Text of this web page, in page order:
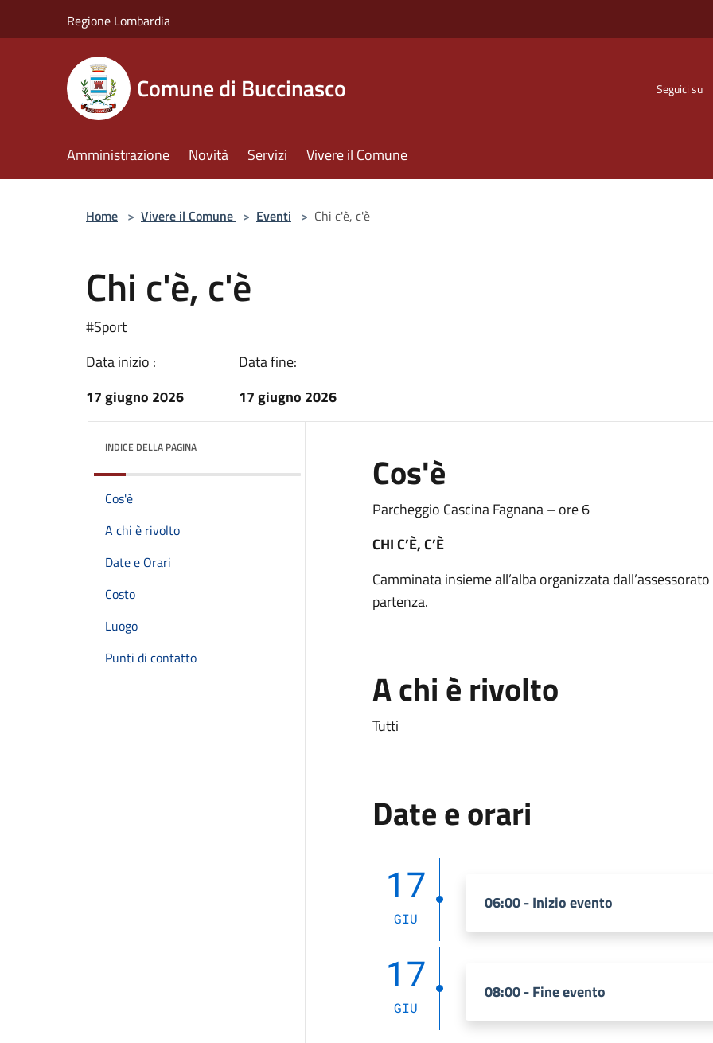
Regione Lombardia
Comune di Buccinasco Seguici su
Amministrazione Novità Servizi Vivere il Comune
Home > Vivere il Comune > Eventi > Chi c'è, c'è
Chi c'è, c'è
#Sport
Data inizio :
17 giugno 2026
Data fine:
17 giugno 2026
INDICE DELLA PAGINA
Cos'è
A chi è rivolto
Date e Orari
Costo
Luogo
Punti di contatto
Cos'è
Parcheggio Cascina Fagnana – ore 6
CHI C’È, C’È
Camminata insieme all’alba organizzata
partenza.
A chi è rivolto
Tutti
Date e orari
17
GIU
06:00 - Inizio evento
17
GIU
08:00 - Fine evento